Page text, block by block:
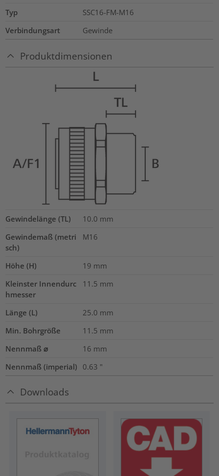
Typ
SSC16-FM-M16
Verbindungsart
Gewinde
Produktdimensionen
Gewindelänge (TL) 10.0 mm
Gewindemaß (metri
sch)
M16
Höhe (H) 19 mm
Kleinster Innendurc
hmesser
11.5 mm
Länge (L) 25.0 mm
Min. Bohrgröße
11.5 mm
Nennmaß ⌀
16 mm
Nennmaß (imperial)
0.63 "
Downloads